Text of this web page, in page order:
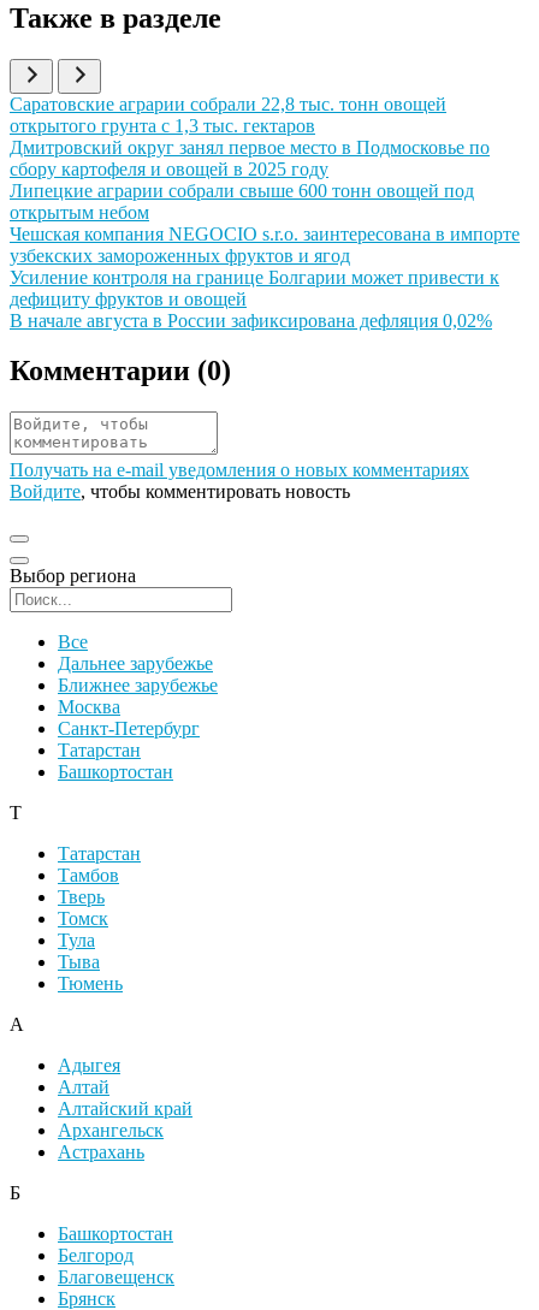
Также в разделе
Иллюстрация новости
Саратовские аграрии собрали 22,8 тыс. тонн овощей
открытого грунта с 1,3 тыс. гектаров
Иллюстрация новости
Дмитровский округ занял первое место в Подмосковье по
сбору картофеля и овощей в 2025 году
Иллюстрация новости
Липецкие аграрии собрали свыше 600 тонн овощей под
открытым небом
Иллюстрация новости
Чешская компания NEGOCIO s.r.o. заинтересована в импорте
узбекских замороженных фруктов и ягод
Иллюстрация новости
Усиление контроля на границе Болгарии может привести к
дефициту фруктов и овощей
Иллюстрация новости
В начале августа в России зафиксирована дефляция 0,02%
Комментарии (0)
Получать на e‑mail уведомления о новых комментариях
Войдите, чтобы комментировать новость
Выбор региона
Все
Дальнее зарубежье
Ближнее зарубежье
Москва
Санкт-Петербург
Татарстан
Башкортостан
Т
Татарстан
Тамбов
Тверь
Томск
Тула
Тыва
Тюмень
А
Адыгея
Алтай
Алтайский край
Архангельск
Астрахань
Б
Башкортостан
Белгород
Благовещенск
Брянск